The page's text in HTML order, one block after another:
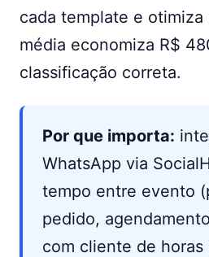
cada template e
média economiza R$
classificação correta.
Por que importa:
WhatsApp via
tempo entre evento
pedido,
com cliente de horas